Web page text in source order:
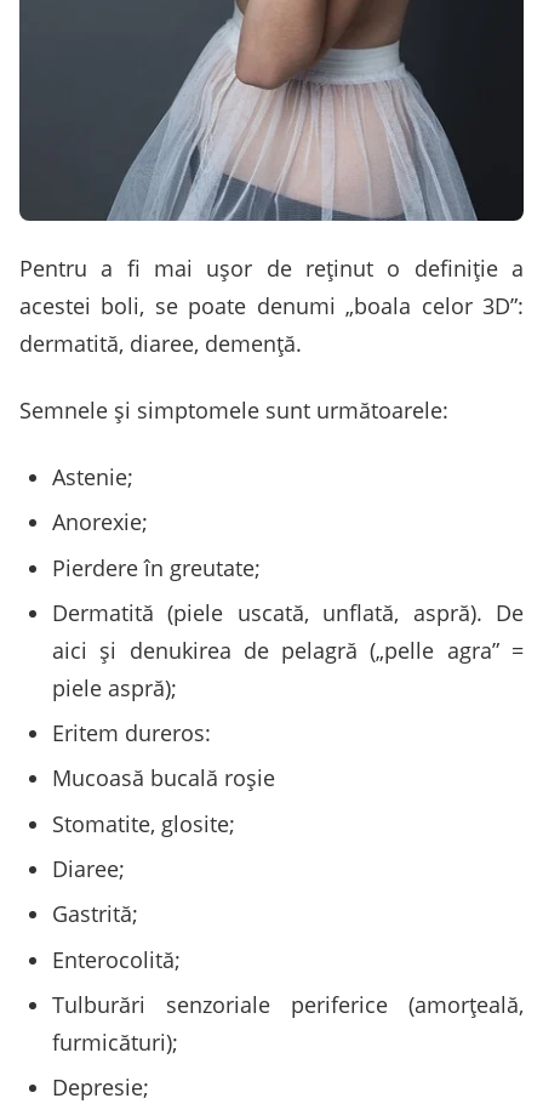
Pentru a fi mai ușor de reținut o definiție a
acestei boli, se poate denumi „boala celor 3D”:
dermatită, diaree, demență.
Semnele și simptomele sunt următoarele:
Astenie;
Anorexie;
Pierdere în greutate;
Dermatită (piele uscată, unflată, aspră). De
aici și denukirea de pelagră („pelle agra” =
piele aspră);
Eritem dureros:
Mucoasă bucală roșie
Stomatite, glosite;
Diaree;
Gastrită;
Enterocolită;
Tulburări senzoriale periferice (amorțeală,
furmicături);
Depresie;